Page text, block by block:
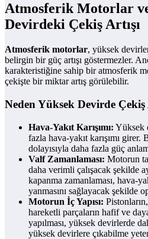
Atmosferik Motorlar
Devirdeki Çekiş Artışı
Atmosferik motorlar, yüksek
belirgin bir güç artışı göstermezler.
karakteristiğine sahip bir atmosferik
çekişte bir miktar artış görülebilir.
Neden Yüksek Devirde Çekiş
Hava-Yakıt Karışımı: Yüksek
fazla hava-yakıt karışımı
dolayısıyla daha fazla güç
Valf Zamanlaması: Motorun
daha verimli çalışacak şekilde
kapanma zamanlaması, hava-
yanmasını sağlayacak şekilde
Motorun İç Yapısı:
hareketli parçaların hafif ve
yapılması, yüksek devirlerde
yüksek devirlere çıkabilme